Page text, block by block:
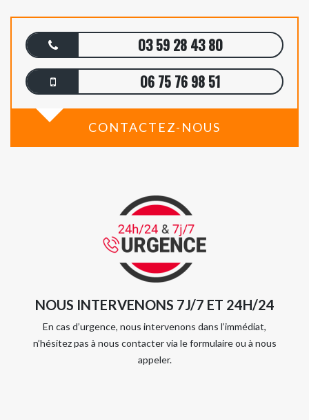
03 59 28 43 80
06 75 76 98 51
CONTACTEZ-NOUS
NOUS INTERVENONS 7J/7 ET 24H/24
En cas d’urgence, nous intervenons dans l’immédiat,
n’hésitez pas à nous contacter via le formulaire ou à nous
appeler.